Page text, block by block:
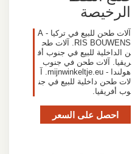
الرخيصة
آلات طحن للبيع في تركيا - A
RIS BOUWENS. آلات طح
ن الداخلية للبيع في جنوب أف
ريقيا. آلات طحن في جنوب
هولندا - mijnwinkeltje.eu. آ
لات طحن داخلية للبيع في جن
وب أفريقيا.
احصل على السعر